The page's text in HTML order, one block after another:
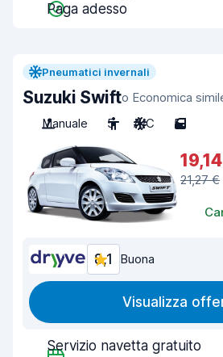
Paga adesso
Pneumatici invernali
Suzuki Swifto Economica
Manuale
5 A/C 5
21,27 €
8,1 Buona
Visualizza
Servizio navetta gratuito